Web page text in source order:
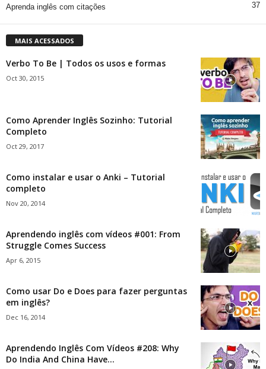
Aprenda inglês com citações 37
MAIS ACESSADOS
Verbo To Be | Todos os usos e formas
Oct 30, 2015
Como Aprender Inglês Sozinho: Tutorial
Completo
Oct 29, 2017
Como instalar e usar o Anki – Tutorial
completo
Nov 20, 2014
Aprendendo inglês com vídeos #001: From
Struggle Comes Success
Apr 6, 2015
Como usar Do e Does para fazer perguntas
em inglês?
Dec 16, 2014
Aprendendo Inglês Com Vídeos #208: Why
Do India And China Have...